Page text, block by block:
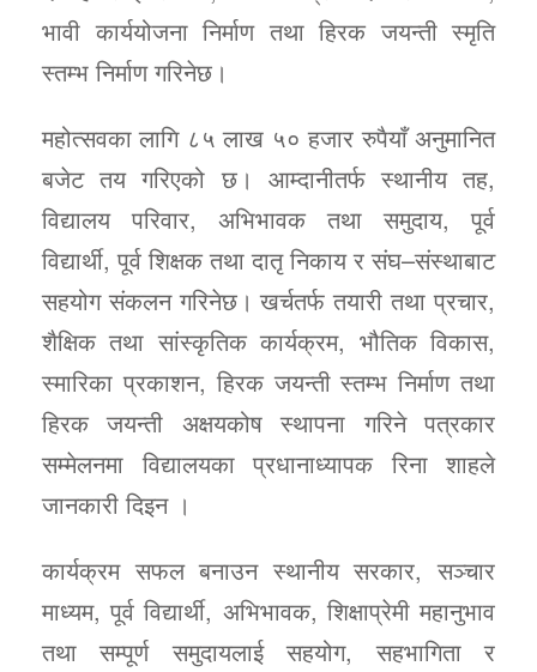
भावी कार्ययोजना निर्माण तथा हिरक जयन्ती स्मृति
स्तम्भ निर्माण गरिनेछ।
महोत्सवका लागि ८५ लाख ५० हजार रुपैयाँ अनुमानित
बजेट तय गरिएको छ। आम्दानीतर्फ स्थानीय तह,
विद्यालय परिवार, अभिभावक तथा समुदाय, पूर्व
विद्यार्थी, पूर्व शिक्षक तथा दातृ निकाय र संघ–संस्थाबाट
सहयोग संकलन गरिनेछ। खर्चतर्फ तयारी तथा प्रचार,
शैक्षिक तथा सांस्कृतिक कार्यक्रम, भौतिक विकास,
स्मारिका प्रकाशन, हिरक जयन्ती स्तम्भ निर्माण तथा
हिरक जयन्ती अक्षयकोष स्थापना गरिने पत्रकार
सम्मेलनमा विद्यालयका प्रधानाध्यापक रिना शाहले
जानकारी दिइन ।
कार्यक्रम सफल बनाउन स्थानीय सरकार, सञ्चार
माध्यम, पूर्व विद्यार्थी, अभिभावक, शिक्षाप्रेमी महानुभाव
तथा सम्पूर्ण समुदायलाई सहयोग, सहभागिता र